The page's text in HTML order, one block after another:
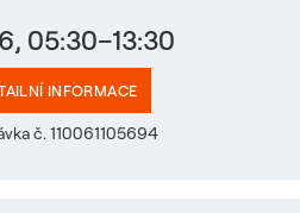
05:30–13:30
INFORMACE
č. 110061105694